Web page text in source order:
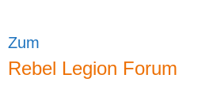
Zum
Rebel Legion Forum